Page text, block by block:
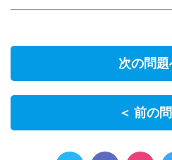
次の問題
＜ 前の